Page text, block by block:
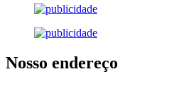
Nosso endereço